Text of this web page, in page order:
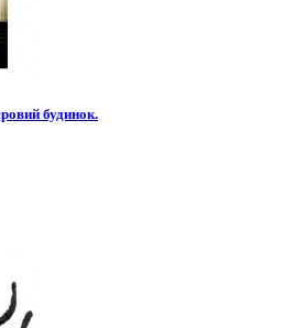
будинок.